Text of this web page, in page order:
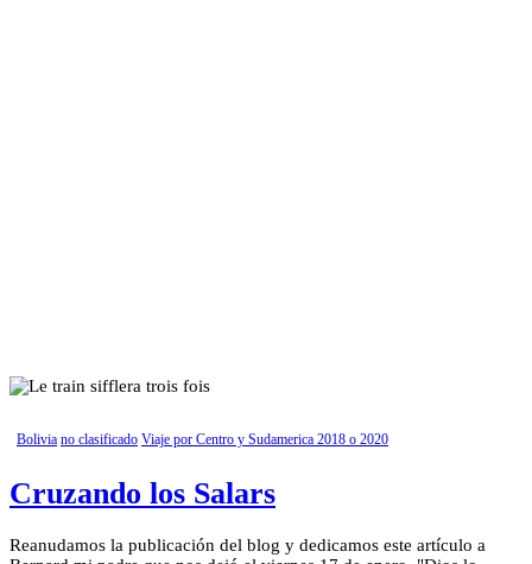
Bolivia no clasificado Viaje por Centro y Sudamerica 2018 o 2020
Cruzando los Salars
Reanudamos la publicación del blog y dedicamos este artículo a